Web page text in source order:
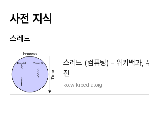
사전 지식
스레드
스레드 (컴퓨팅) - 위키백과,
전
ko.wikipedia.org